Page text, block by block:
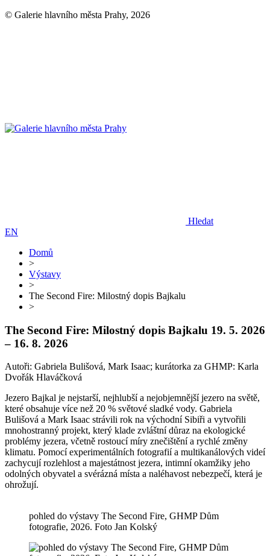
© Galerie hlavního města Prahy, 2026
Hledat
EN
Domů
>
Výstavy
>
The Second Fire: Milostný dopis Bajkalu
>
The Second Fire: Milostný dopis Bajkalu 19. 5. 2026
– 16. 8. 2026
Autoři: Gabriela Bulišová, Mark Isaac; kurátorka za GHMP: Karla
Dvořák Hlaváčková
Jezero Bajkal je nejstarší, nejhlubší a nejobjemnější jezero na světě,
které obsahuje více než 20 % světové sladké vody. Gabriela
Bulišová a Mark Isaac strávili rok na východní Sibiři a vytvořili
mnohostranný projekt, který klade zvláštní důraz na ekologické
problémy jezera, včetně rostoucí míry znečištění a rychlé změny
klimatu. Pomocí experimentálních fotografií a multikanálových videí
zachycují rozlehlost a majestátnost jezera, intimní okamžiky jeho
odolných obyvatel a svérázná místa a naléhavost nebezpečí, která je
ohrožují.
pohled do výstavy The Second Fire, GHMP Dům
fotografie, 2026. Foto Jan Kolský